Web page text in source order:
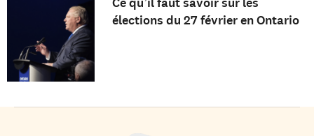
élections du 27 février en Ontario